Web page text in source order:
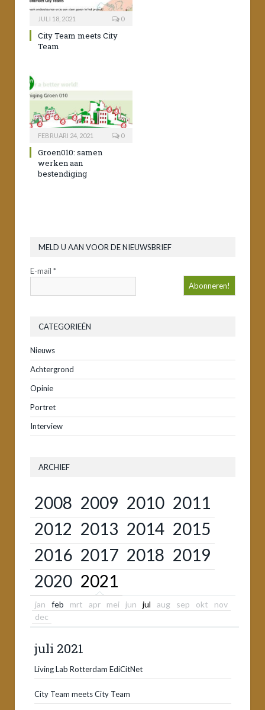
JULI 18, 2021 0
City Team meets City
Team
FEBRUARI 24, 2021 0
Groen010: samen
werken aan
bestendiging
MELD U AAN VOOR DE NIEUWSBRIEF
E-mail *
CATEGORIEËN
Nieuws
Achtergrond
Opinie
Portret
Interview
ARCHIEF
2008 2009 2010 2011
2012 2013 2014 2015
2016 2017 2018 2019
2020 2021
jan feb mrt apr mei jun jul aug sep okt
nov
dec
juli 2021
Living Lab Rotterdam EdiCitNet
City Team meets City Team